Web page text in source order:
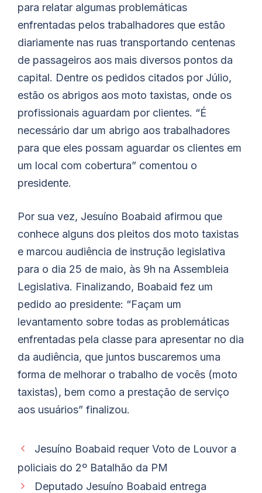
para relatar algumas problemáticas
enfrentadas pelos trabalhadores que estão
diariamente nas ruas transportando centenas
de passageiros aos mais diversos pontos da
capital. Dentre os pedidos citados por Júlio,
estão os abrigos aos moto taxistas, onde os
profissionais aguardam por clientes. “É
necessário dar um abrigo aos trabalhadores
para que eles possam aguardar os clientes em
um local com cobertura” comentou o
presidente.
Por sua vez, Jesuíno Boabaid afirmou que
conhece alguns dos pleitos dos moto taxistas
e marcou audiência de instrução legislativa
para o dia 25 de maio, às 9h na Assembleia
Legislativa. Finalizando, Boabaid fez um
pedido ao presidente: “Façam um
levantamento sobre todas as problemáticas
enfrentadas pela classe para apresentar no dia
da audiência, que juntos buscaremos uma
forma de melhorar o trabalho de vocês (moto
taxistas), bem como a prestação de serviço
aos usuários” finalizou.
Jesuíno Boabaid requer Voto de Louvor a
policiais do 2º Batalhão da PM
Deputado Jesuíno Boabaid entrega